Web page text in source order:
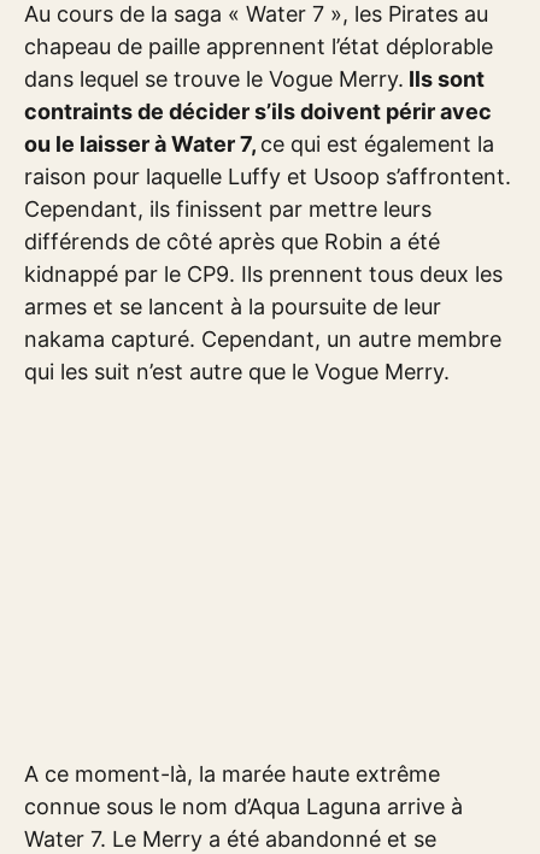
Au cours de la saga « Water 7 », les Pirates au
chapeau de paille apprennent l’état déplorable
dans lequel se trouve le Vogue Merry. Ils sont
contraints de décider s’ils doivent périr avec
ou le laisser à Water 7, ce qui est également la
raison pour laquelle Luffy et Usoop s’affrontent.
Cependant, ils finissent par mettre leurs
différends de côté après que Robin a été
kidnappé par le CP9. Ils prennent tous deux les
armes et se lancent à la poursuite de leur
nakama capturé. Cependant, un autre membre
qui les suit n’est autre que le Vogue Merry.
A ce moment-là, la marée haute extrême
connue sous le nom d’Aqua Laguna arrive à
Water 7. Le Merry a été abandonné et se